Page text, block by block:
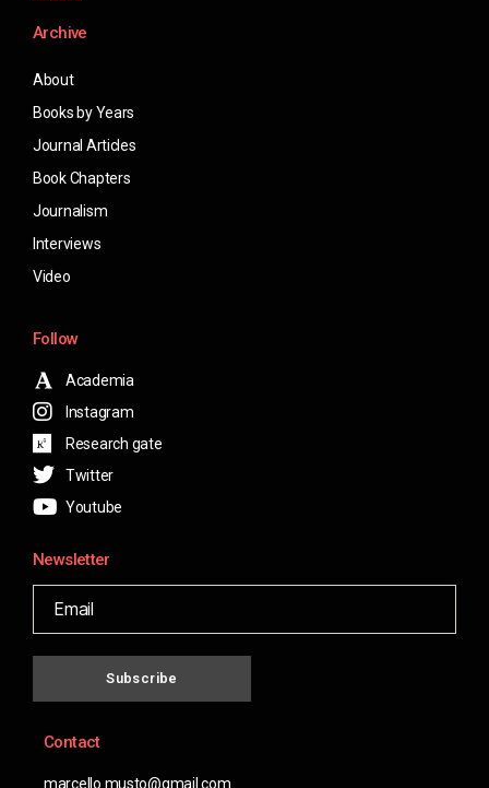
Archive
About
Books by Years
Journal Articles
Book Chapters
Journalism
Interviews
Video
Follow
Academia
Instagram
Research gate
Twitter
Youtube
Newsletter
Subscribe
Contact
marcello.musto@gmail.com